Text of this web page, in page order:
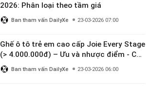
2026: Phân loại theo tầm giá
Ban tham vấn DailyXe 23-03-2026 07:00
Ghế ô tô trẻ em cao cấp Joie Every Stage
(> 4.000.000đ) – Ưu và nhược điểm - Có
đáng đầu tư cho bé từ 0–12 tuổi?
Ban tham vấn DailyXe 23-03-2026 06:00